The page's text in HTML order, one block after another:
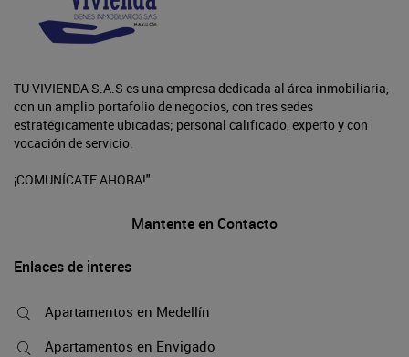
TU VIVIENDA S.A.S es una empresa dedicada al área inmobiliaria,
con un amplio portafolio de negocios, con tres sedes
estratégicamente ubicadas; personal calificado, experto y con
vocación de servicio.
¡COMUNÍCATE AHORA!"
Mantente en Contacto
Enlaces de interes
Apartamentos en Medellín
Apartamentos en Envigado